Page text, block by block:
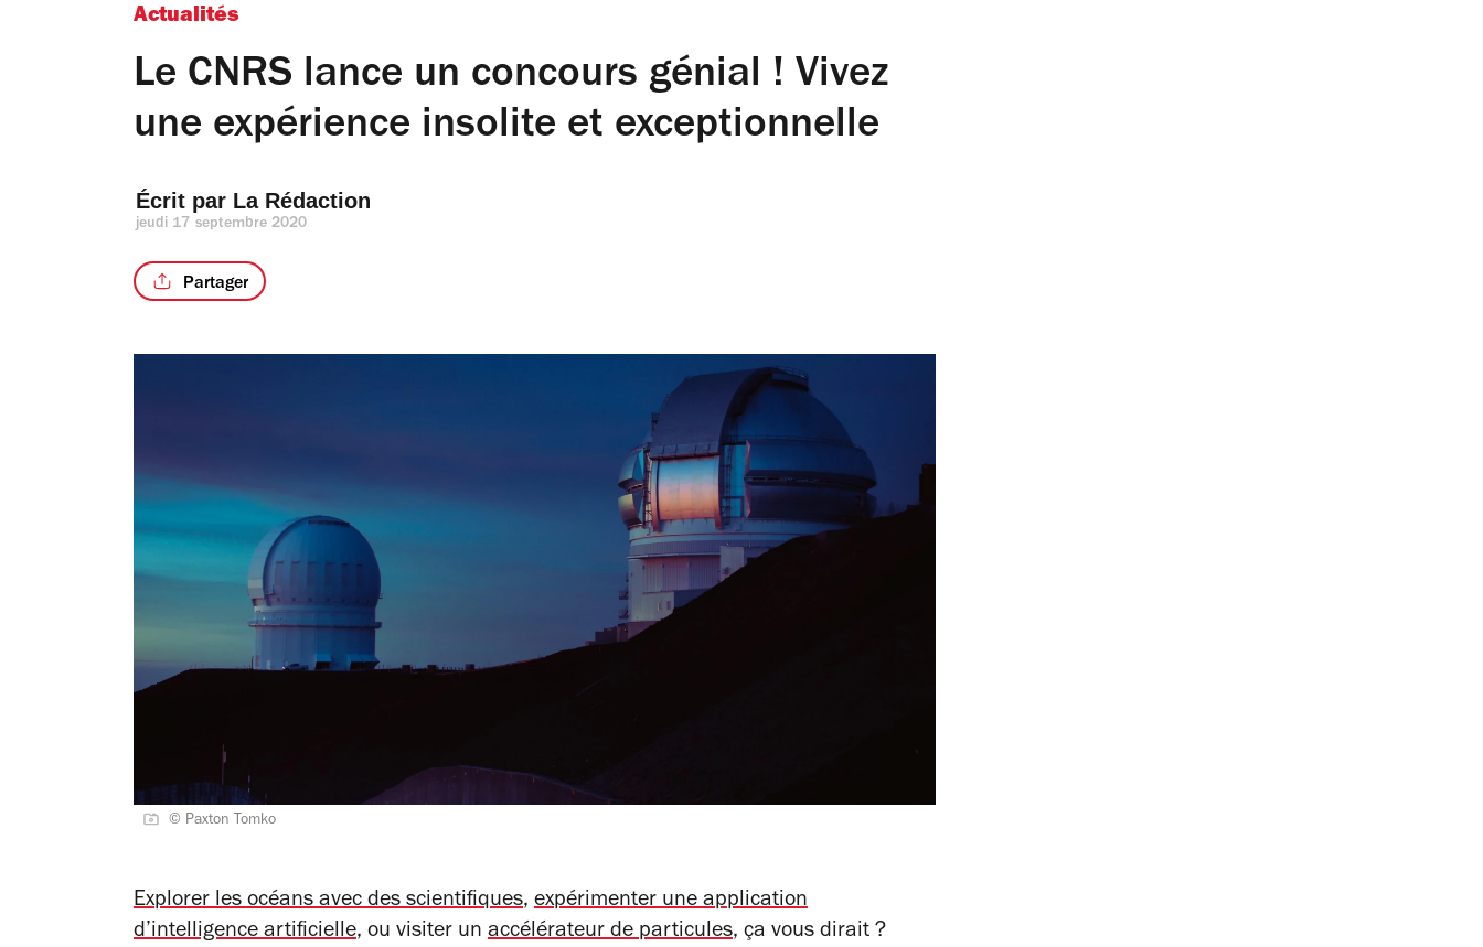
Actualités
Le CNRS lance un concours génial ! Vivez
une expérience insolite et exceptionnelle
Écrit par La Rédaction
jeudi 17 septembre 2020
Partager
© Paxton Tomko
Explorer les océans avec des scientifiques, expérimenter une application
d’intelligence artificielle, ou visiter un accélérateur de particules, ça vous dirait ?